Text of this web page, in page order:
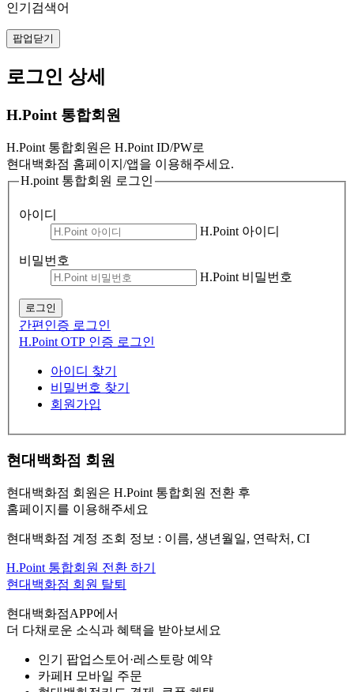
인기검색어
팝업닫기
로그인 상세
H.Point 통합회원
H.Point 통합회원은 H.Point ID/PW로
현대백화점 홈페이지/앱을 이용해주세요.
H.point 통합회원 로그인
아이디
H.Point 아이디
비밀번호
H.Point 비밀번호
로그인
간편인증 로그인
H.Point OTP 인증 로그인
아이디 찾기
비밀번호 찾기
회원가입
현대백화점 회원
현대백화점 회원은 H.Point 통합회원 전환 후
홈페이지를 이용해주세요
현대백화점 계정 조회 정보 : 이름, 생년월일, 연락처, CI
H.Point 통합회원 전환 하기
현대백화점 회원 탈퇴
현대백화점APP에서
더 다채로운 소식과 혜택을 받아보세요
인기 팝업스토어·레스토랑 예약
카페H 모바일 주문